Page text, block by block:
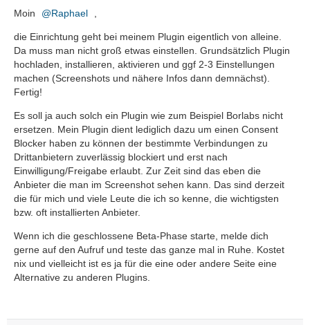
Moin Raphael ,
die Einrichtung geht bei meinem Plugin eigentlich von alleine.
Da muss man nicht groß etwas einstellen. Grundsätzlich Plugin
hochladen, installieren, aktivieren und ggf 2-3 Einstellungen
machen (Screenshots und nähere Infos dann demnächst).
Fertig!
Es soll ja auch solch ein Plugin wie zum Beispiel Borlabs nicht
ersetzen. Mein Plugin dient lediglich dazu um einen Consent
Blocker haben zu können der bestimmte Verbindungen zu
Drittanbietern zuverlässig blockiert und erst nach
Einwilligung/Freigabe erlaubt. Zur Zeit sind das eben die
Anbieter die man im Screenshot sehen kann. Das sind derzeit
die für mich und viele Leute die ich so kenne, die wichtigsten
bzw. oft installierten Anbieter.
Wenn ich die geschlossene Beta-Phase starte, melde dich
gerne auf den Aufruf und teste das ganze mal in Ruhe. Kostet
nix und vielleicht ist es ja für die eine oder andere Seite eine
Alternative zu anderen Plugins.